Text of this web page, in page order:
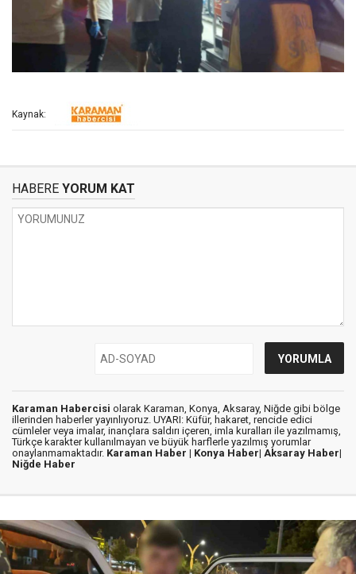
Kaynak:
HABERE YORUM KAT
Karaman Habercisi olarak Karaman, Konya, Aksaray, Niğde gibi bölge
illerinden haberler yayınlıyoruz. UYARI: Küfür, hakaret, rencide edici
cümleler veya imalar, inançlara saldırı içeren, imla kuralları ile yazılmamış,
Türkçe karakter kullanılmayan ve büyük harflerle yazılmış yorumlar
onaylanmamaktadır. Karaman Haber | Konya Haber| Aksaray Haber|
Niğde Haber